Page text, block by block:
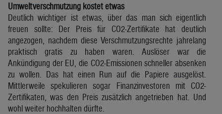
Umweltverschmutzung kostet etwas
Deutlich wichtiger ist etwas, über das man sich eigentlich
freuen sollte: Der Preis für CO2-Zertifikate hat deutlich
angezogen, nachdem diese Verschmutzungsrechte jahrelang
praktisch gratis zu haben waren. Auslöser war die
Ankündigung der EU, die CO2-Emissionen schneller absenken
zu wollen. Das hat einen Run auf die Papiere ausgelöst.
Mittlerweile spekulieren sogar Finanzinvestoren mit CO2-
Zertifikaten, was den Preis zusätzlich angetrieben hat. Und
wohl weiter hochhalten dürfte.